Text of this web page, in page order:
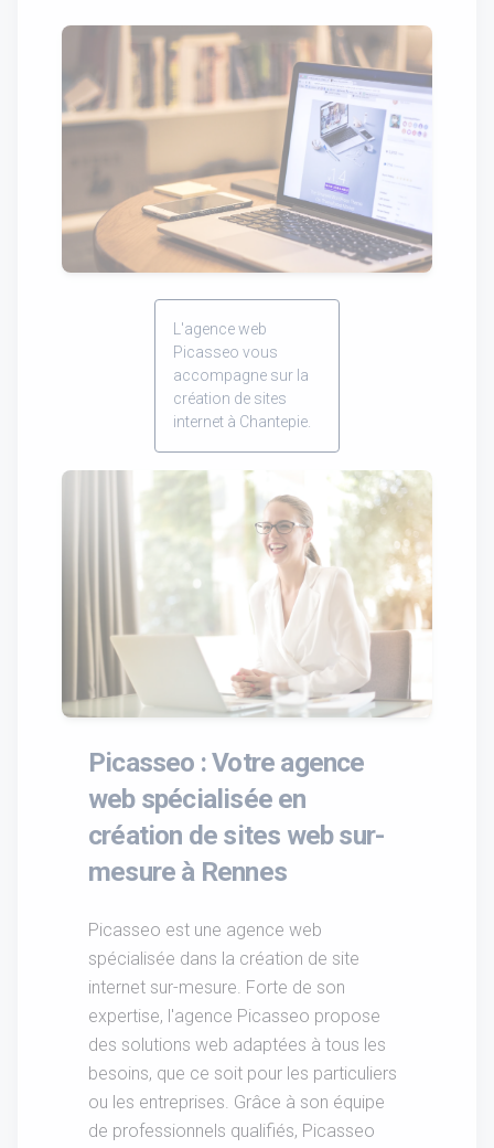
L'agence web
Picasseo vous
accompagne sur la
création de sites
internet à Chantepie.
Picasseo : Votre agence
web spécialisée en
création de sites web sur-
mesure à Rennes
Picasseo est une agence web
spécialisée dans la création de site
internet sur-mesure. Forte de son
expertise, l'agence Picasseo propose
des solutions web adaptées à tous les
besoins, que ce soit pour les particuliers
ou les entreprises. Grâce à son équipe
de professionnels qualifiés, Picasseo